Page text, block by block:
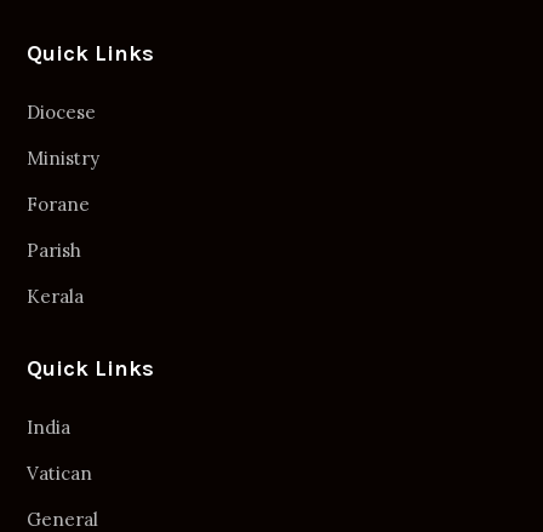
Quick Links
Diocese
Ministry
Forane
Parish
Kerala
Quick Links
India
Vatican
General